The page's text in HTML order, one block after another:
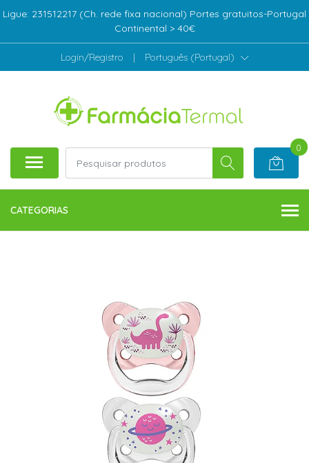
Ligue: 231512217 (Ch. rede fixa nacional) Portes gratuitos-Portugal
Continental > 40€
Login/Registro | Português (Portugal)
0
CATEGORIAS